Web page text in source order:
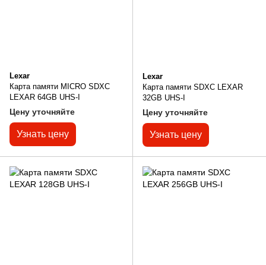
Lexar
Карта памяти MICRO SDXC
LEXAR 64GB UHS-I
Цену уточняйте
Узнать цену
Lexar
Карта памяти SDXC LEXAR
32GB UHS-I
Цену уточняйте
Узнать цену